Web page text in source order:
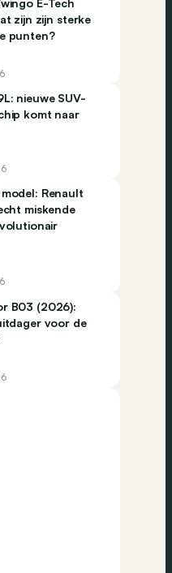
zijn zijn sterke
punten?
nieuwe SUV-
komt naar
Renault
miskende
B03 (2026):
voor de